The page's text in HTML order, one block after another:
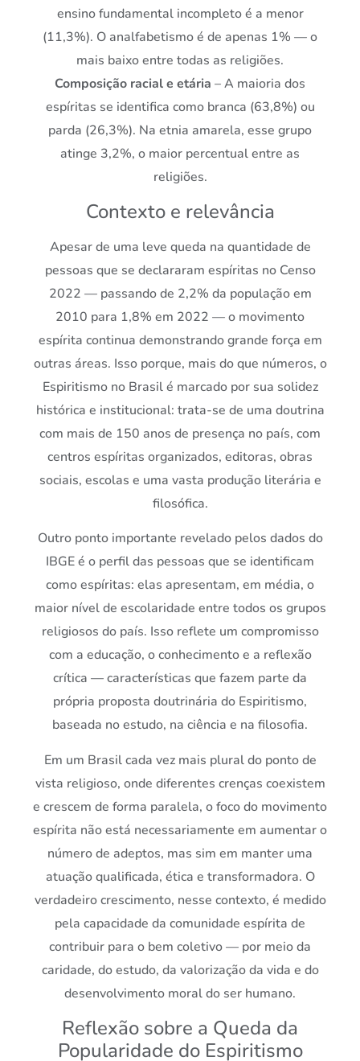
ensino fundamental incompleto é a menor
(11,3%). O analfabetismo é de apenas 1% — o
mais baixo entre todas as religiões.
Composição racial e etária – A maioria dos
espíritas se identifica como branca (63,8%) ou
parda (26,3%). Na etnia amarela, esse grupo
atinge 3,2%, o maior percentual entre as
religiões.
Contexto e relevância
Apesar de uma leve queda na quantidade de
pessoas que se declararam espíritas no Censo
2022 — passando de 2,2% da população em
2010 para 1,8% em 2022 — o movimento
espírita continua demonstrando grande força em
outras áreas. Isso porque, mais do que números, o
Espiritismo no Brasil é marcado por sua solidez
histórica e institucional: trata-se de uma doutrina
com mais de 150 anos de presença no país, com
centros espíritas organizados, editoras, obras
sociais, escolas e uma vasta produção literária e
filosófica.
Outro ponto importante revelado pelos dados do
IBGE é o perfil das pessoas que se identificam
como espíritas: elas apresentam, em média, o
maior nível de escolaridade entre todos os grupos
religiosos do país. Isso reflete um compromisso
com a educação, o conhecimento e a reflexão
crítica — características que fazem parte da
própria proposta doutrinária do Espiritismo,
baseada no estudo, na ciência e na filosofia.
Em um Brasil cada vez mais plural do ponto de
vista religioso, onde diferentes crenças coexistem
e crescem de forma paralela, o foco do movimento
espírita não está necessariamente em aumentar o
número de adeptos, mas sim em manter uma
atuação qualificada, ética e transformadora. O
verdadeiro crescimento, nesse contexto, é medido
pela capacidade da comunidade espírita de
contribuir para o bem coletivo — por meio da
caridade, do estudo, da valorização da vida e do
desenvolvimento moral do ser humano.
Reflexão sobre a Queda da
Popularidade do Espiritismo